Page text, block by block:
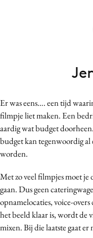
Artificial Intelligence
Campagnes
Carriere
Contentmarketing
Craft
Customer Experience
Data & Insights
Design
Digital transformation
Diversiteit
Er was eens…. een tijd
filmpje liet maken. Een
aardig wat budget
budget kan tegenwoordig
worden.
Met zo veel filmpjes moet
gaan. Dus geen
opnamelocaties, voice-
het beeld klaar is, wordt de
mixen. Bij die laatste gaat er